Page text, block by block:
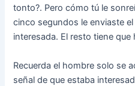
tonto?. Pero cómo tú le
cinco segundos le enviaste
interesada. El resto tiene que
Recuerda el hombre solo se
señal de que estaba